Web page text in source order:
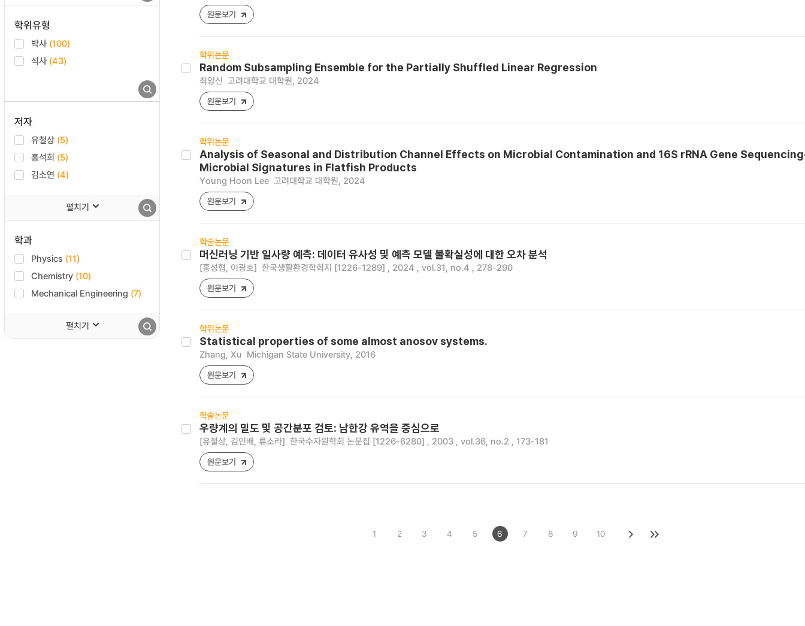
학위유형
박사 (100)
석사 (43)
저자
유철상 (5)
홍석희 (5)
김소연 (4)
펼치기
학과
Physics (11)
Chemistry (10)
Mechanical Engineering (7)
펼치기
원문보기
학위논문
Random Subsampling Ensemble for the Partially Shuffled Linear Regression
최양신 고려대학교 대학원, 2024
원문보기
학위논문
Analysis of Seasonal and Distribution Channel Effects on Microbial Contamination and 16S rRNA Gene
Microbial Signatures in Flatfish Products
Young Hoon Lee 고려대학교 대학원, 2024
원문보기
학술논문
머신러닝 기반 일사량 예측: 데이터 유사성 및 예측 모델 불확실성에 대한 오차 분석
[홍성협, 이광호] 한국생활환경학회지 [1226-1289] , 2024 , vol.31, no.4 , 278-290
원문보기
학위논문
Statistical properties of some almost anosov systems.
Zhang, Xu Michigan State University, 2016
원문보기
학술논문
우량계의 밀도 및 공간분포 검토: 남한강 유역을 중심으로
[유철상, 김인배, 류소라] 한국수자원학회 논문집 [1226-6280] , 2003 , vol.36, no.2 , 173-181
원문보기
1 2 3 4 5 6 7 8 9 10